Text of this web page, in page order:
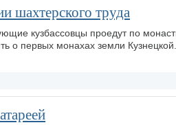
шахтерского труда
кузбассовцы проедут по
о первых монахах земли Кузнецкой.